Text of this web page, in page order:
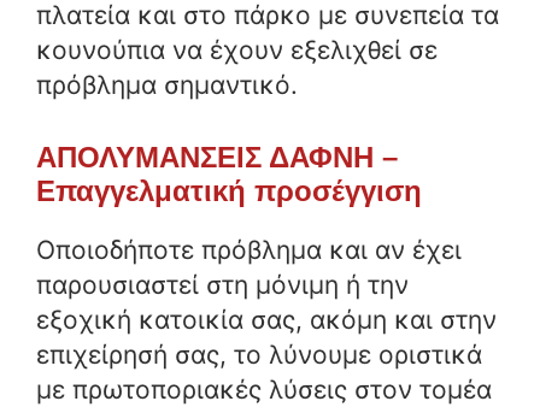
πλατεία και στο πάρκο με συνεπεία τα
κουνούπια να έχουν εξελιχθεί σε
πρόβλημα σημαντικό.
ΑΠΟΛΥΜΑΝΣΕΙΣ ΔΑΦΝΗ –
Επαγγελματική προσέγγιση
Οποιοδήποτε πρόβλημα και αν έχει
παρουσιαστεί στη μόνιμη ή την
εξοχική κατοικία σας, ακόμη και στην
επιχείρησή σας, το λύνουμε οριστικά
με πρωτοποριακές λύσεις στον τομέα